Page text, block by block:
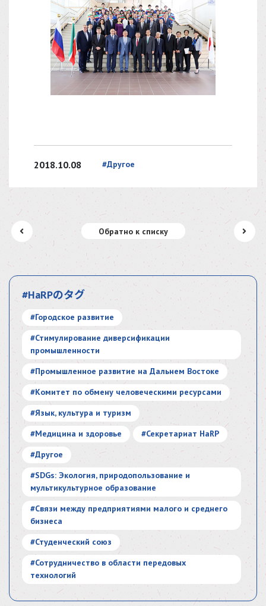
2018.10.08 #Другое
Обратно к списку
#HaRPのタグ
#Городское развитие
#Стимулирование диверсификации
промышленности
#Промышленное развитие на Дальнем Востоке
#Комитет по обмену человеческими ресурсами
#Язык, культура и туризм
#Медицина и здоровье
#Секретариат HaRP
#Другое
#SDGs: Экология, природопользование и
мультикультурное образование
#Связи между предприятиями малого и среднего
бизнеса
#Студенческий союз
#Сотрудничество в области передовых
технологий